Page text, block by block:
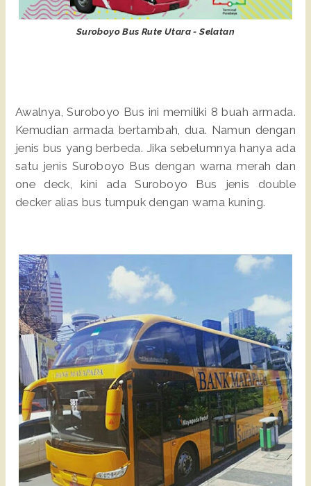
Suroboyo Bus Rute Utara - Selatan
Awalnya, Suroboyo Bus ini memiliki 8 buah armada.
Kemudian armada bertambah, dua. Namun dengan
jenis bus yang berbeda. Jika sebelumnya hanya ada
satu jenis Suroboyo Bus dengan warna merah dan
one deck, kini ada Suroboyo Bus jenis double
decker alias bus tumpuk dengan warna kuning.